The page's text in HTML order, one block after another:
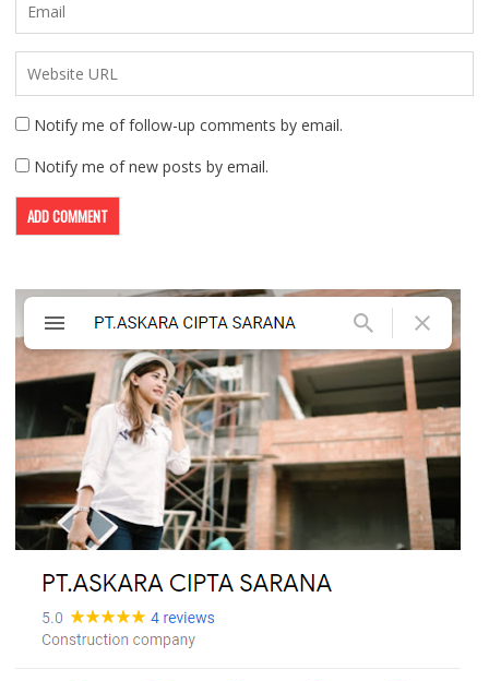
Notify me of follow-up comments by email.
Notify me of new posts by email.